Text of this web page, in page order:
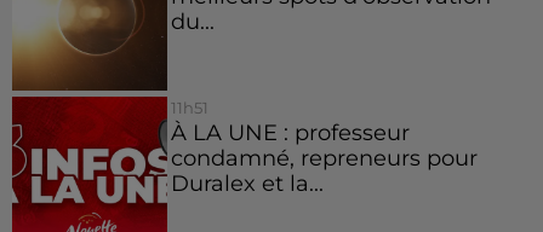
du...
11h51
À LA UNE : professeur
condamné, repreneurs pour
Duralex et la...